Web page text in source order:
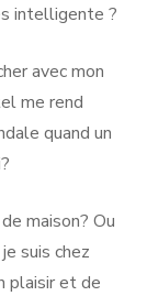
intelligente ?
avec mon
me rend
quand un
maison? Ou
suis chez
plaisir et de